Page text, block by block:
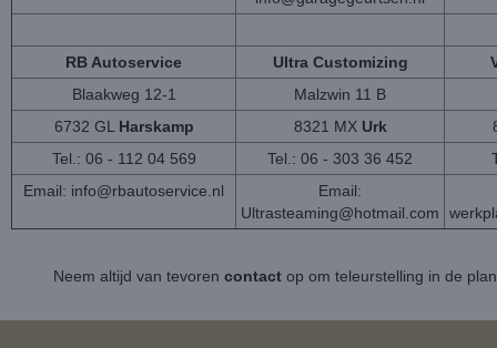
RB Autoservice Ultra Customizing
Blaakweg 12-1
Malzwin 11 B
6732 GL Harskamp 8321 MX Urk
Tel.: 06 - 112 04 569
Tel.: 06 - 303 36 452
Email: info@rbautoservice.nl
Email:
Ultrasteaming@hotmail.com
Neem altijd van tevoren contactop om teleurstelling in de